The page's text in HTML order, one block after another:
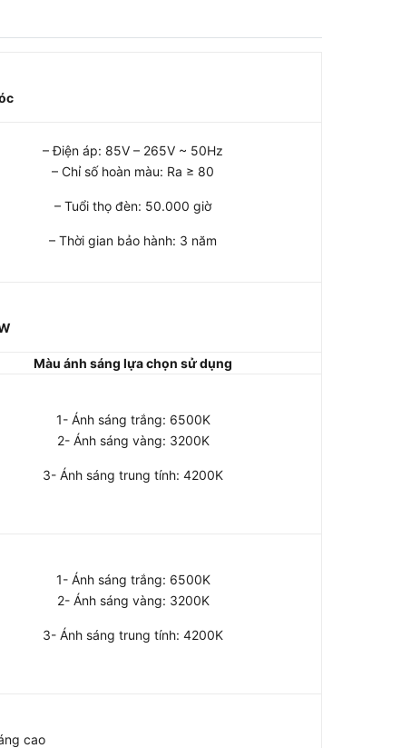
– Điện áp: 85V – 265V ~ 50Hz
– Chỉ số hoàn màu: Ra ≥ 80
– Tuổi thọ đèn: 50.000 giờ
– Thời gian bảo hành: 3 năm
Màu ánh sáng lựa chọn sử dụng
1- Ánh sáng trắng: 6500K
2- Ánh sáng vàng: 3200K
3- Ánh sáng trung tính: 4200K
1- Ánh sáng trắng: 6500K
2- Ánh sáng vàng: 3200K
3- Ánh sáng trung tính: 4200K
cao